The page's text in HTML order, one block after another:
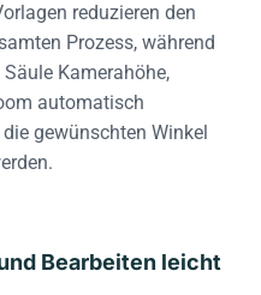
reduzieren den
Prozess, während
Kamerahöhe,
automatisch
gewünschten Winkel
Bearbeiten leicht